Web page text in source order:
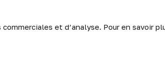
et d’analyse. Pour en savoir